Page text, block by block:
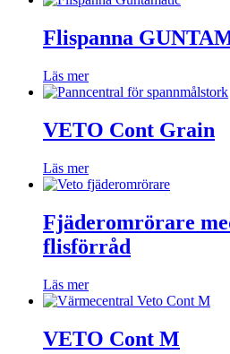
Flispanna
Läs mer
VETO Cont Grain
Läs mer
Fjäderomrörare
flisförråd
Läs mer
VETO Cont M